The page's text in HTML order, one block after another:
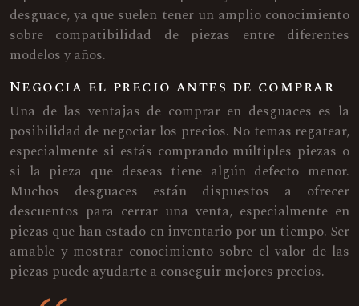
desguace, ya que suelen tener un amplio conocimiento
sobre compatibilidad de piezas entre diferentes
modelos y años.
Negocia el precio antes de comprar
Una de las ventajas de comprar en desguaces es la
posibilidad de negociar los precios. No temas regatear,
especialmente si estás comprando múltiples piezas o
si la pieza que deseas tiene algún defecto menor.
Muchos desguaces están dispuestos a ofrecer
descuentos para cerrar una venta, especialmente en
piezas que han estado en inventario por un tiempo. Ser
amable y mostrar conocimiento sobre el valor de las
piezas puede ayudarte a conseguir mejores precios.